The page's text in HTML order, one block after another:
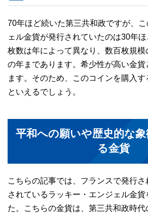
70年ほど続いた第三共和政ですが、
ェル金貨が発行されていたのは30年
枚数は年によって異なり、数百枚規
の年まであります。希少性が高い金
ます。そのため、このコインを購入
といえるでしょう。
平和への願いや歴史的な
る金貨
こちらの記事では、フランスで発行さ
されているラッキー・エンジェル金貨
た。こちらの金貨は、第三共和政時